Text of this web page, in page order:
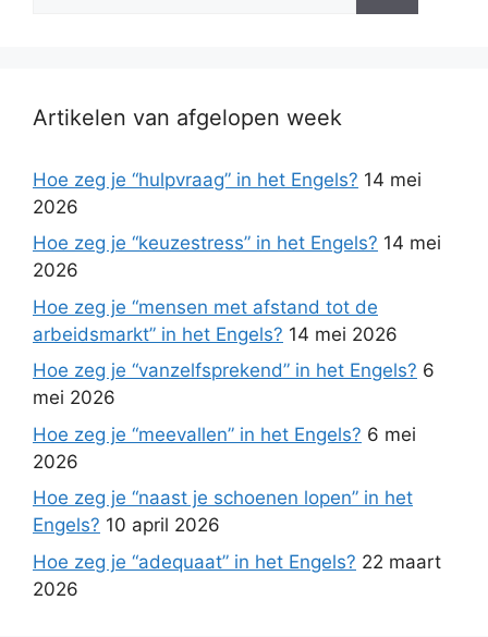
Artikelen van afgelopen week
Hoe zeg je “hulpvraag” in het Engels? 14 mei
2026
Hoe zeg je “keuzestress” in het Engels? 14 mei
2026
Hoe zeg je “mensen met afstand tot de
arbeidsmarkt” in het Engels? 14 mei 2026
Hoe zeg je “vanzelfsprekend” in het Engels? 6
mei 2026
Hoe zeg je “meevallen” in het Engels? 6 mei
2026
Hoe zeg je “naast je schoenen lopen” in het
Engels? 10 april 2026
Hoe zeg je “adequaat” in het Engels? 22 maart
2026